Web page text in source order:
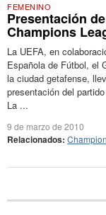
FEMENINO
Presentación
Champions
La UEFA, en
Española de Fútbol, el
la ciudad getafense,
presentación del
La ...
9 de marzo de 2010
Relacionados: